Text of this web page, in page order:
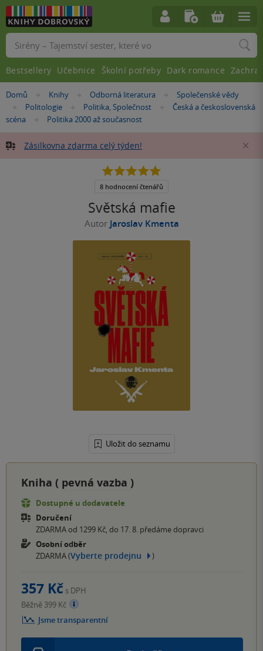
Nacházíte
zde:
Domů »Knihy »Odborná literatura »Společenské vědy
»Politologie »Politika, Společnost »
Česká a československá
scéna
»Politika 2000 až současnost
Zásilkovna zdarma celý týden!
Světská mafie
Autor Jaroslav Kmenta
Uložit do seznamu
4.9
5
8 hodnocení čtenářů
Kniha ( pevná vazba )
Dostupné u dodavatele
Doručení
ZDARMA od 1299 Kč, do 17. 8. předáme dopravci
Osobní odběr
ZDARMA (Vyberte prodejnu )
357 Kč s DPH
Běžně 399 Kč
Jsme transparentní
Vyhledávání
Bestsellery Učebnice Školní potřeby Dark romance